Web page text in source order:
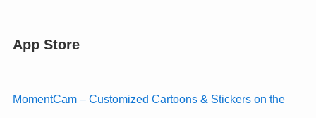
App Store
MomentCam – Customized Cartoons & Stickers on the